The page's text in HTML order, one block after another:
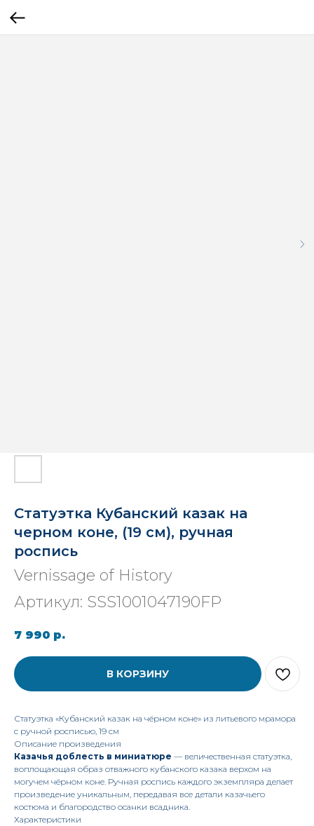
Статуэтка Кубанский казак на
черном коне, (19 см), ручная
роспись
Vernissage of History
Артикул: SSS1001047190FP
7 990 р.
В КОРЗИНУ
Статуэтка «Кубанский казак на чёрном коне» из литьевого мрамора
с ручной росписью, 19 см
Описание произведения
Казачья доблесть в миниатюре — величественная статуэтка,
воплощающая образ отважного кубанского казака верхом на
могучем чёрном коне. Ручная роспись каждого экземпляра делает
произведение уникальным, передавая все детали казачьего
костюма и благородство осанки всадника.
Характеристики